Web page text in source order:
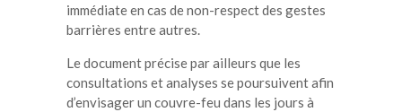
immédiate en cas de non-respect des gestes
barrières entre autres.
Le document précise par ailleurs que les
consultations et analyses se poursuivent afin
d’envisager un couvre-feu dans les jours à